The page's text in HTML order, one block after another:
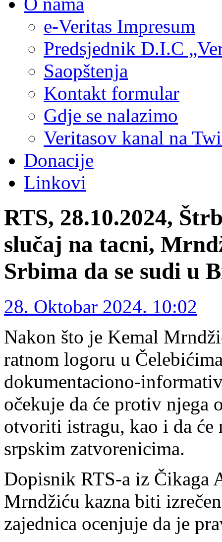
e-Veritas Impresum
Predsjednik D.I.C
Saopštenja
Kontakt formular
Gdje se nalazimo
Veritasov kanal na
Donacije
Linkovi
RTS, 28.10.2024,
slučaj na tacni,
Srbima da se sudi u
28. Oktobar 2024. 10:02
Nakon što je Kemal
ratnom logoru u
dokumentaciono-
očekuje da će protiv njega
otvoriti istragu, kao i da će
srpskim zatvorenicima.
Dopisnik RTS-a iz Čikaga
Mrndžiću kazna biti
zajednica ocenjuje da je